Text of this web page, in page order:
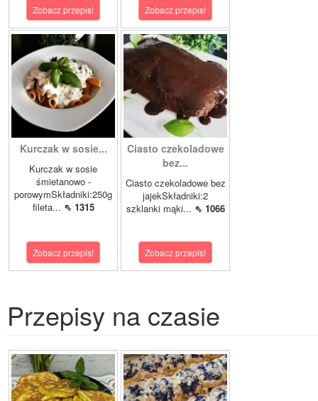
Zobacz przepis! Zobacz przepis!
Kurczak w sosie...
Kurczak w sosie
śmietanowo -
porowymSkładniki:250g
fileta... ⇖ 1315
Zobacz przepis!
Ciasto czekoladowe
bez...
Ciasto czekoladowe bez
jajekSkładniki:2
szklanki mąki... ⇖ 1066
Zobacz przepis!
Przepisy na czasie